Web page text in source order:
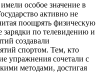
особое значение в
активно не
поощрять физическую
по телевидению и
создавали
спортом. Тем, кто
упражнения сочетали с
методами, достигая